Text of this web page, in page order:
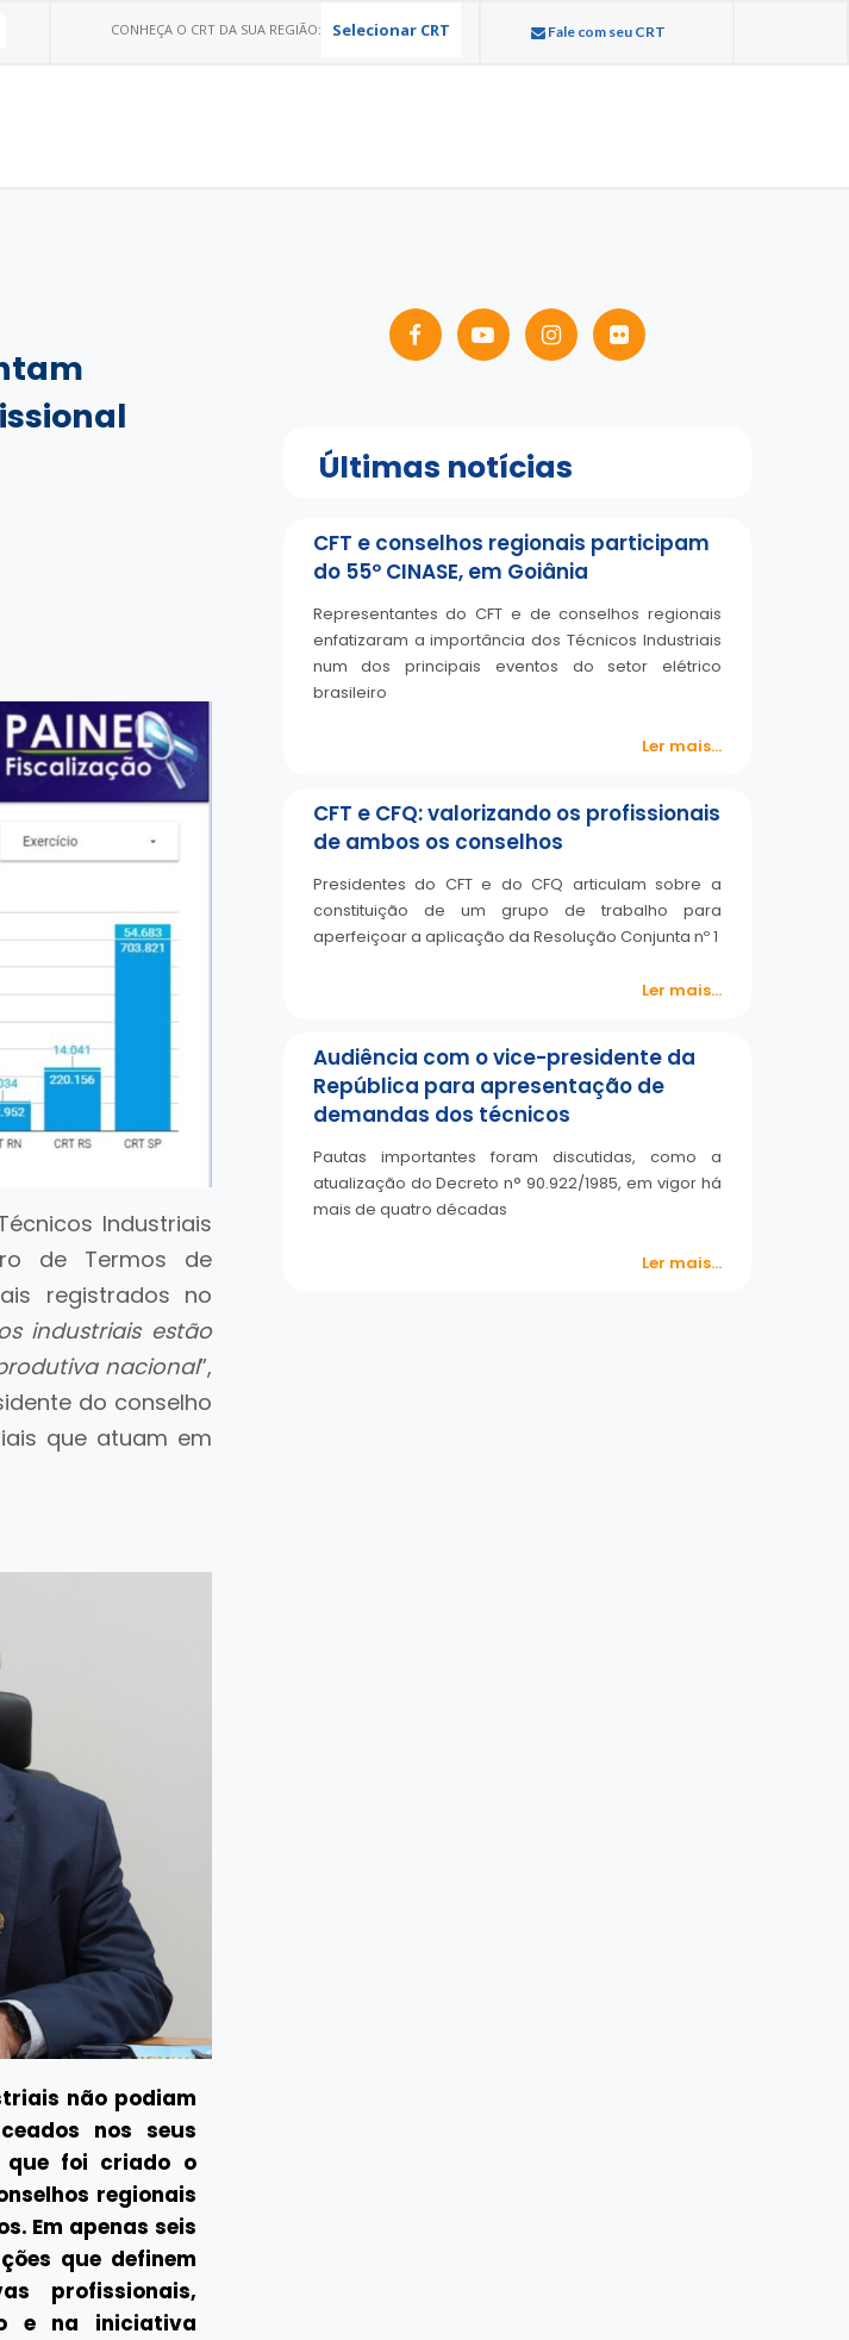
CONHEÇA O CRT DA SUA REGIÃO: Selecionar CRT Fale com seu CRT
Industriais
de Termos de
registrados no
industriais estão
nacional”,
do conselho
que atuam em
não podiam
nos seus
que foi criado o
regionais
Em apenas seis
que definem
profissionais,
e na iniciativa
Últimas notícias
CFT e conselhos regionais participam
do 55º CINASE, em Goiânia
Representantes do CFT e de conselhos regionais
enfatizaram a importância dos Técnicos Industriais
num dos principais eventos do setor elétrico
brasileiro
Ler mais...
CFT e CFQ: valorizando os profissionais
de ambos os conselhos
Presidentes do CFT e do CFQ articulam sobre a
constituição de um grupo de trabalho para
aperfeiçoar a aplicação da Resolução Conjunta nº 1
Ler mais...
Audiência com o vice-presidente da
República para apresentação de
demandas dos técnicos
Pautas importantes foram discutidas, como a
atualização do Decreto n° 90.922/1985, em vigor há
mais de quatro décadas
Ler mais...